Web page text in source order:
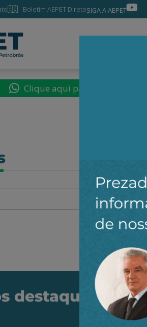
Boletim AEPET DiretoSIGA A AEPET
Clique aqui para seguir o
destaques do